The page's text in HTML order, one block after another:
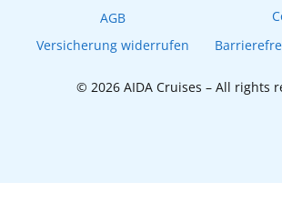
AGB
Versicherung widerrufen
© 2026 AIDA Cruises – All rights